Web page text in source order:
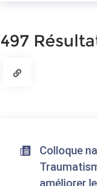
497
Colloque
améliorer